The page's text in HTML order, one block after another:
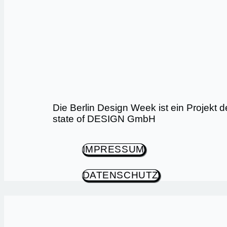
Die Berlin Design Week ist ein Projekt
state of DESIGN GmbH
IMPRESSUM
DATENSCHUTZ